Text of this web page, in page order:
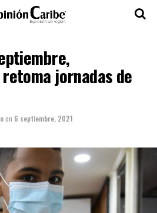
jornadas de
on 6 septiembre, 2021